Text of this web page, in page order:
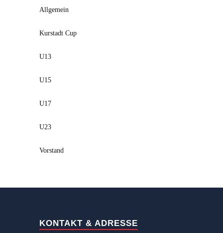
Allgemein
Kurstadt Cup
U13
U15
U17
U23
Vorstand
KONTAKT & ADRESSE